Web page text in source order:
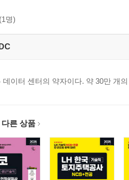
(1명)
데이터 센터의 약자이다. 약 30만 개
른 상품